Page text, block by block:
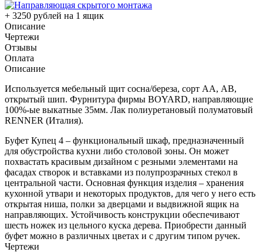
+ 3250 рублей на 1 ящик
Описание
Чертежи
Отзывы
Оплата
Описание
Используется мебельный щит сосна/береза, сорт АА, АВ,
открытый шип. Фурнитура фирмы BOYARD, направляющие
100%-ые выкатные 35мм. Лак полиуретановый полуматовый
RENNER (Италия).
Буфет Купец 4 – функциональный шкаф, предназначенный
для обустройства кухни либо столовой зоны. Он может
похвастать красивым дизайном с резными элементами на
фасадах створок и вставками из полупрозрачных стекол в
центральной части. Основная функция изделия – хранения
кухонной утвари и некоторых продуктов, для чего у него есть
открытая ниша, полки за дверцами и выдвижной ящик на
направляющих. Устойчивость конструкции обеспечивают
шесть ножек из цельного куска дерева. Приобрести данный
буфет можно в различных цветах и с другим типом ручек.
Чертежи